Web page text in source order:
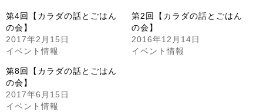
第4回【カラダの話とごはん
の会】
2017年2月15日
イベント情報
第2回【カラダの話とごはん
の会】
2016年12月14日
イベント情報
第8回【カラダの話とごはん
の会】
2017年6月15日
イベント情報